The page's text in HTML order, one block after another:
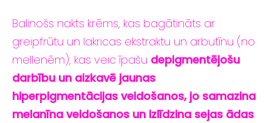
Balinošs nakts krēms, kas bagātināts ar
greipfrūtu un lakricas ekstraktu un arbutīnu (no
mellenēm), kas veic īpašu depigmentējošu
darbību un aizkavē jaunas
hiperpigmentācijas veidošanos, jo samazina
melanīna veidošanos un izlīdzina sejas ādas